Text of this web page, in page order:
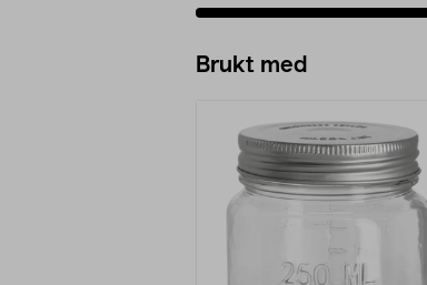
Brukt med